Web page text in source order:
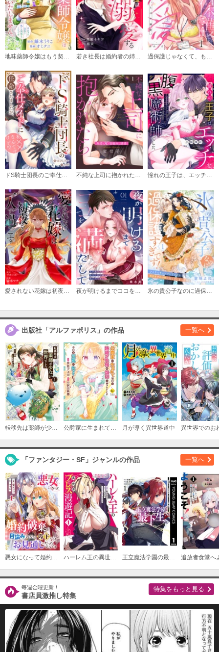
購入する
第７話
必要ポイント：200
購入する
第８話
必要ポイント：200
購入する
第９話
必要ポイント：200
第10話
必要ポイント：200
購入する
第11話
必要ポイント： 200
地味薬師令嬢はもう契約更新いたしません。（分冊版） 若き社長は婚約者の姉を溺愛する 過保護じゃなくて、もはや溺愛。
出版社「アルファポリス」の作品 一覧へ
転移先は薬師が少ない世界でした 公爵家に生まれて初日に跡継ぎ失格の烙印を押されましたが今日も元気に生きてます！ 月が導く異世界道中
「ファンタジー・SF」ジャンルの作品 一覧へ
悪女になって婚約破棄を目論みましたが、陛下にはお見通しだったようです ハーレム王の異世界プレス漫遊記 ～最強無双のおじさんはあらゆる種族を嫁にする～（コミック） 王立魔法学園の最下生～貧困街上がりの最強魔法師、貴族だらけの学園で無双する～
毎週金曜更新！
書店員激推し特集
特集をもっと見る